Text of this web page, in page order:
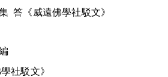
答《威遠佛學社駁文》
駁文》